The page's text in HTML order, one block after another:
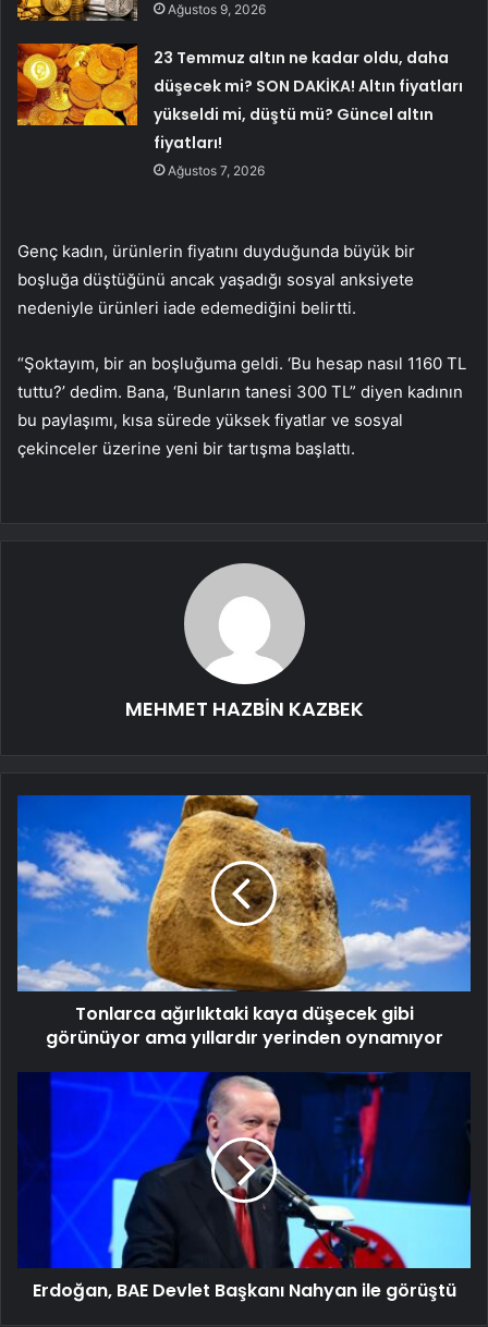
Ağustos 9, 2026
23 Temmuz altın ne kadar oldu, daha
düşecek mi? SON DAKİKA! Altın fiyatları
yükseldi mi, düştü mü? Güncel altın
fiyatları!
Ağustos 7, 2026
Genç kadın, ürünlerin fiyatını duyduğunda büyük bir
boşluğa düştüğünü ancak yaşadığı sosyal anksiyete
nedeniyle ürünleri iade edemediğini belirtti.
“Şoktayım, bir an boşluğuma geldi. ‘Bu hesap nasıl 1160 TL
tuttu?’ dedim. Bana, ‘Bunların tanesi 300 TL” diyen kadının
bu paylaşımı, kısa sürede yüksek fiyatlar ve sosyal
çekinceler üzerine yeni bir tartışma başlattı.
MEHMET HAZBİN KAZBEK
Tonlarca ağırlıktaki kaya düşecek gibi
görünüyor ama yıllardır yerinden oynamıyor
Erdoğan, BAE Devlet Başkanı Nahyan ile görüştü